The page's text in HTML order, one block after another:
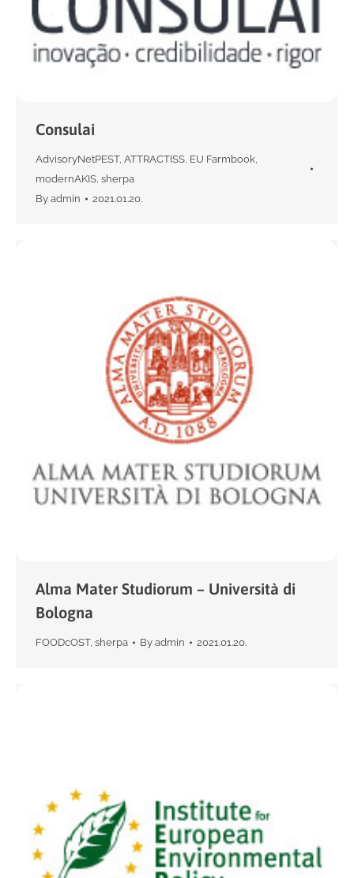
Consulai
AdvisoryNetPEST, ATTRACTISS, EU Farmbook,
modernAKIS, sherpa
By admin 2021.01.20.
Alma Mater Studiorum – Università di
Bologna
FOODcOST, sherpa By admin 2021.01.20.